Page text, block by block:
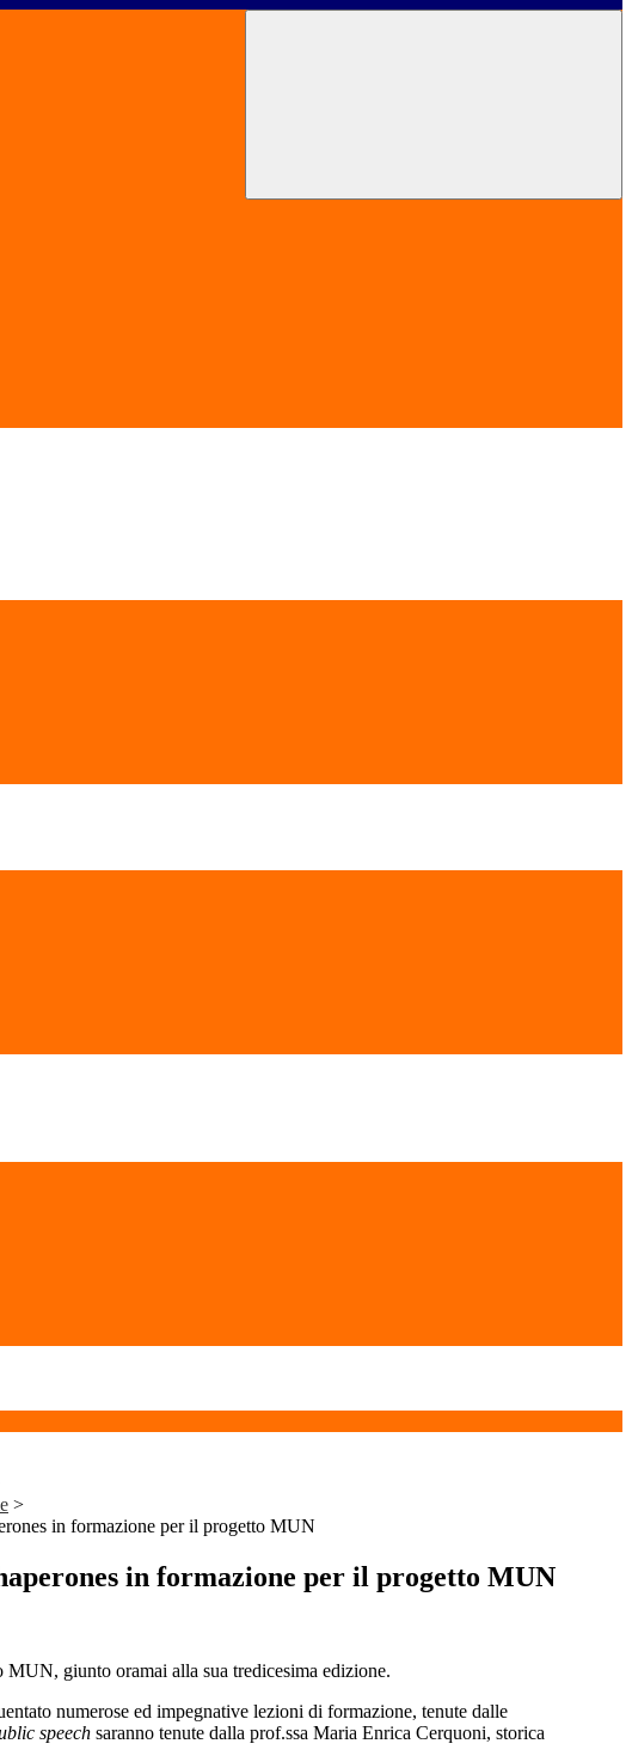
>
in formazione per il progetto MUN
in formazione per il progetto MUN
giunto oramai alla sua tredicesima edizione.
numerose ed impegnative lezioni di formazione, tenute dalle
speech saranno tenute dalla prof.ssa Maria Enrica Cerquoni, storica